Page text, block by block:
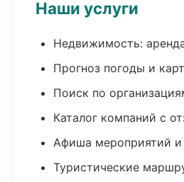
Наши услуги
Недвижимость:
Прогноз погоды и
Поиск по
Каталог компаний с
Афиша мероприятий и
Туристические